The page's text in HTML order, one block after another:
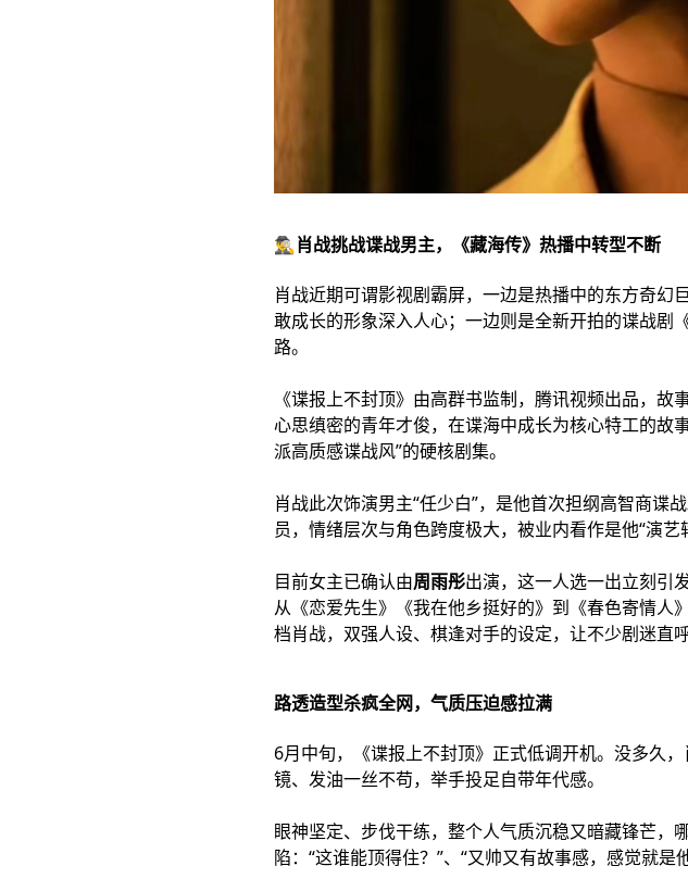
🕵️‍♂️肖战挑战谍战男主，《藏海传》热播中转型不断
肖战近期可谓影视剧霸屏，一边是热播中的东方奇幻
敢成长的形象深入人心；一边则是全新开拍的谍战剧
路。
《谍报上不封顶》由高群书监制，腾讯视频出品，
心思缜密的青年才俊，在谍海中成长为核心特工的故
派高质感谍战风”的硬核剧集。
肖战此次饰演男主“任少白”，是他首次担纲高智商谍
员，情绪层次与角色跨度极大，被业内看作是他“演艺
目前女主已确认由周雨彤出演，这一人选一出立刻引
从《恋爱先生》《我在他乡挺好的》到《春色寄情人
档肖战，双强人设、棋逢对手的设定，让不少剧迷直
路透造型杀疯全网，气质压迫感拉满
6月中旬，《谍报上不封顶》正式低调开机。没多久
镜、发油一丝不苟，举手投足自带年代感。
眼神坚定、步伐干练，整个人气质沉稳又暗藏锋芒
陷：“这谁能顶得住？”、“又帅又有故事感，感觉就是